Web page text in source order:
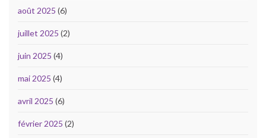
août 2025 (6)
juillet 2025 (2)
juin 2025 (4)
mai 2025 (4)
avril 2025 (6)
février 2025 (2)